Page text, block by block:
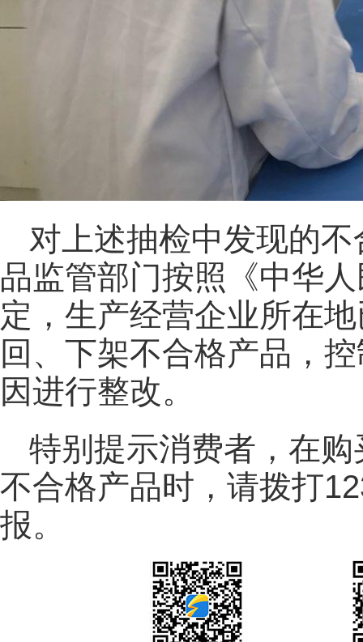
对上述抽检中发现的
品监管部门按照《中华
定，生产经营企业所在
回、下架不合格产品，
因进行整改。
特别提示消费者，在
不合格产品时，请拨打
报。